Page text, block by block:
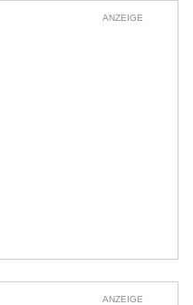
ANZEIGE
ANZEIGE